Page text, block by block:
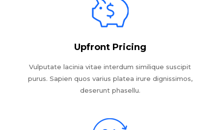
Upfront Pricing
Vulputate lacinia vitae interdum similique suscipit
purus. Sapien quos varius platea irure dignissimos,
deserunt phasellu.